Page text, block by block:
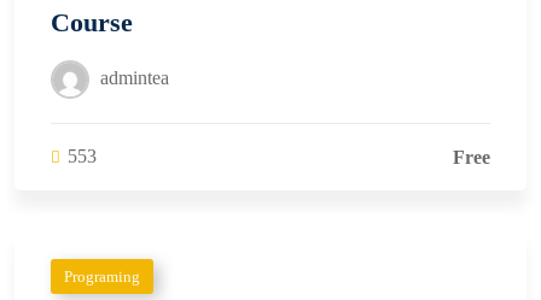
Course
admintea
553 Free
Programing